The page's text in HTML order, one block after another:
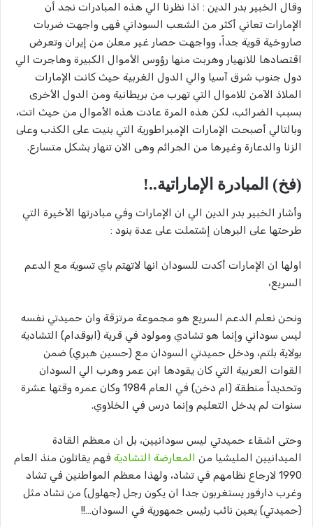
وقال الخبير بدر الدين : اذا نظرنا الي هذه المبادرات نجد أن
الإمارات تعاني أكثر من الشعب السوداني فهى واجهت ضربات
صاروخية قوية جداً، وواجهت حصار غير معلن من إيران وتعرض
اقتصادها للانهيار وهربت منها رؤوس الأموال الكبيرة وهاجرت الي
دول جنوب شرق آسيا والي الدول الغربية حيث كانت الإمارات
الملاذ الآمن للاموال التي تهرب من بريطانية ومن الدول الأخرى
بسبب الضرائب، لكن هذه المرة عادت هذه الأموال من حيث اتت،
وبالتالي أصبحت الإمارات الإمبراطورية التي بنيت على الكذب وعلى
الزنا والدعارة وغيرها من الجرائم وهى الان تنهار بشكل متسارع.
(فخ) المبادرة الإماراتية..!
وأشار الخبير بدر الدين الي ان الإمارات وفي مبادرتها الأخيرة التي
طرحتها على البرهان إشتملت على عدة بنود :
اولها ان الإمارات أكدت للسودان انها لاتهتم باي تسوية مع الدعم
السريع،
ونحن نعلم الدعم السريع هو مجموعة مرتزقة وان حميدتي نفسه
ليس سوداني وإنما هو تشادي ومولود في قرية (ابوقدام) التشادية
بولاية بلتم، ودخل حميدتي السودان مع (حسين هبري) ضمن
القوات العربية التي كان يقودها ابن عمر وهرب الي السودان
وتحديداً منطقة (ام دخن) في العام 1984 وكان عمره وقتها عشرة
سنوات لم يدخل التعليم وإنما درس في الخلاوي.
وحتى اشقاء حميدتي ليس سودانيين، بل ان معظم القادة
الميدانيين المليشيا من المعارضة التشادية فهم يقاتلون منذ العام
1990 لارجاع نظامهم في تشاد، ولهذا معظم المواطنين في تشاد
وغرب دارفور يستغربون جدا ان يكون رجل (جهلول) من تشاد مثل
(حميدتي) يعين نائب رئيس جمهورية في السودان…!!